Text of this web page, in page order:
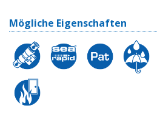
Mögliche Eigenschaften